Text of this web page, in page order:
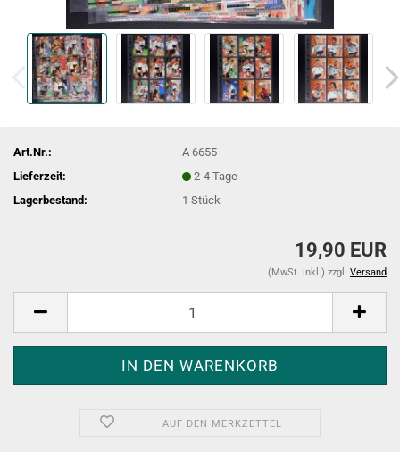
Art.Nr.:
A 6655
Lieferzeit:
2-4 Tage
Lagerbestand:
1Stück
19,90 EUR
(MwSt. inkl.) zzgl. Versand
AUF DEN MERKZETTEL